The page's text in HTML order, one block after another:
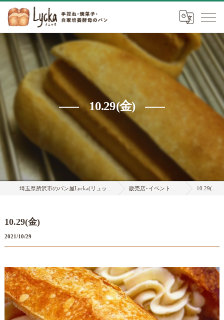
10.29(金)
販売店･イベント情報 10.29(金)
10.29(金)
2021/10/29